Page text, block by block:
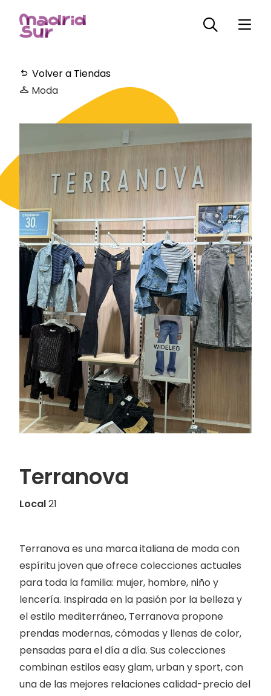
Plano
Servicios
Moda
Restauración
Ocio
Servicios
Hipermercado
Telefonía
Otros
Volver a Tiendas
Moda
Terranova
Local21
Terranova es una marca italiana de moda con
espíritu joven que ofrece colecciones actuales
para toda la familia: mujer, hombre, niño y
lencería. Inspirada en la pasión por la belleza y
el estilo mediterráneo, Terranova propone
prendas modernas, cómodas y llenas de color,
pensadas para el día a día. Sus colecciones
combinan estilos easy glam, urban y sport, con
una de las mejores relaciones calidad-precio del